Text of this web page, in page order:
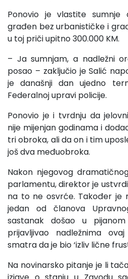
Ponovio je vlastite
građen bez urbanističke i
u toj priči upitno 300.000 KM.
– Ja sumnjam, a nadležni
posao – zaključio je Salić
je današnji dan ujedno
Federalnoj upravi policije.
Ponovio je i tvrdnju da
nije mijenjan godinama i
tri obroka, ali da on i tim
još dva međuobroka.
Nakon njegovog
parlamentu, direktor je
na to ne osvrće. Također je
jedan od članova
sastanak došao u
prijavljivao nadležnima
smatra da je bio ‘izliv lične
Na novinarsko pitanje je li